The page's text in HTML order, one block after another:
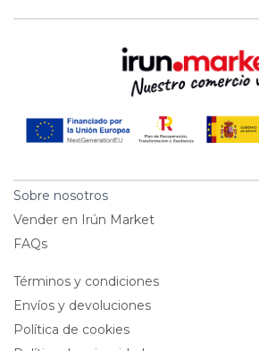
Sobre nosotros
Vender en Irún Market
FAQs
Términos y condiciones
Envíos y devoluciones
Política de cookies